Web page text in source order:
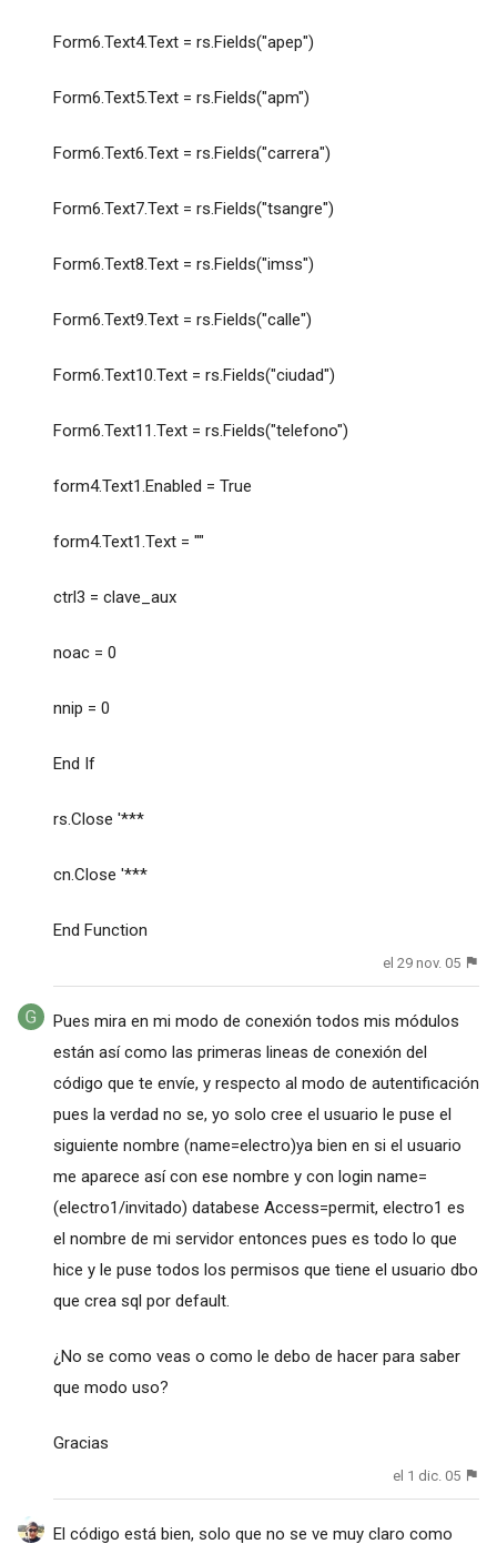
Form6.Text4.Text = rs.Fields("apep")
Form6.Text5.Text = rs.Fields("apm")
Form6.Text6.Text = rs.Fields("carrera")
Form6.Text7.Text = rs.Fields("tsangre")
Form6.Text8.Text = rs.Fields("imss")
Form6.Text9.Text = rs.Fields("calle")
Form6.Text10.Text = rs.Fields("ciudad")
Form6.Text11.Text = rs.Fields("telefono")
form4.Text1.Enabled = True
form4.Text1.Text = ""
ctrl3 = clave_aux
noac = 0
nnip = 0
End If
rs.Close '***
cn.Close '***
End Function
el 29 nov. 05
Pues mira en mi modo de conexión todos mis módulos
están así como las primeras lineas de conexión del
código que te envíe, y respecto al modo de autentificación
pues la verdad no se, yo solo cree el usuario le puse el
siguiente nombre (name=electro)ya bien en si el usuario
me aparece así con ese nombre y con login name=
(electro1/invitado) databese Access=permit, electro1 es
el nombre de mi servidor entonces pues es todo lo que
hice y le puse todos los permisos que tiene el usuario dbo
que crea sql por default.
¿No se como veas o como le debo de hacer para saber
que modo uso?
Gracias
el 1 dic. 05
El código está bien, solo que no se ve muy claro como